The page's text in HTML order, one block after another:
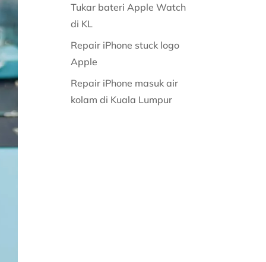
Tukar bateri Apple Watch
di KL
Repair iPhone stuck logo
Apple
Repair iPhone masuk air
kolam di Kuala Lumpur